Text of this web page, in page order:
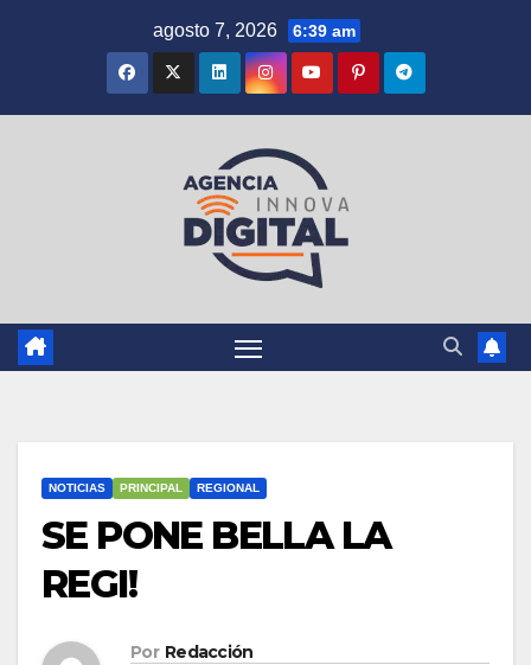
agosto 7, 2026 6:39 am
NOTICIAS PRINCIPAL REGIONAL
SE PONE BELLA LA
REGI!
Por Redacción